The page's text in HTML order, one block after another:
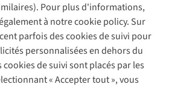
Pour plus d'informations,
à notre cookie policy. Sur
parfois des cookies de suivi pour
personnalisées en dehors du
de suivi sont placés par les
« Accepter tout », vous
Suivez-nous